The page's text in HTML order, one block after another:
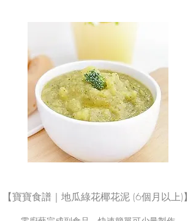
【寶寶食譜｜地瓜綠花椰花泥 (6個月以上)】